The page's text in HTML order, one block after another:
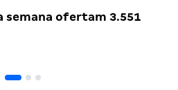
semana ofertam 3.551